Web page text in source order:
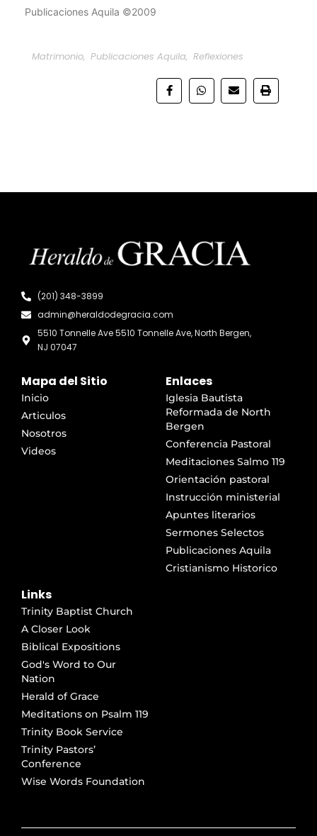
Publicaciones Aquila ©2009
Matrimonio, Publicaciones Aquila, Reflexiones
(201) 348-3899
admin@heraldodegracia.com
5510 Tonnelle Ave 5510 Tonnelle Ave, North Bergen,
NJ 07047
Mapa del Sitio
Inicio
Articulos
Nosotros
Videos
Enlaces
Iglesia Bautista
Reformada de North
Bergen
Conferencia Pastoral
Meditaciones Salmo 119
Orientación pastoral
Instrucción ministerial
Apuntes literarios
Sermones Selectos
Publicaciones Aquila
Cristianismo Historico
Links
Trinity Baptist Church
A Closer Look
Biblical Expositions
God's Word to Our
Nation
Herald of Grace
Meditations on Psalm 119
Trinity Book Service
Trinity Pastors’
Conference
Wise Words Foundation